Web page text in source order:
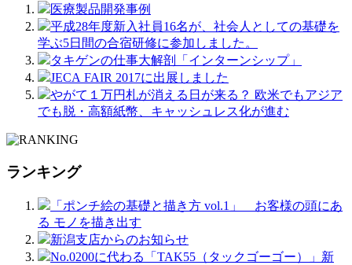
医療製品開発事例
平成28年度新入社員16名が、社会人としての基礎を
学ぶ5日間の合宿研修に参加しました。
タキゲンの仕事大解剖「インターンシップ」
JECA FAIR 2017に出展しました
やがて１万円札が消える日が来る？ 欧米でもアジア
でも脱・高額紙幣、キャッシュレス化が進む
ランキング
「ポンチ絵の基礎と描き方 vol.1」 お客様の頭にあ
る モノを描き出す
新潟支店からのお知らせ
No.0200に代わる「TAK55（タックゴーゴー）」新